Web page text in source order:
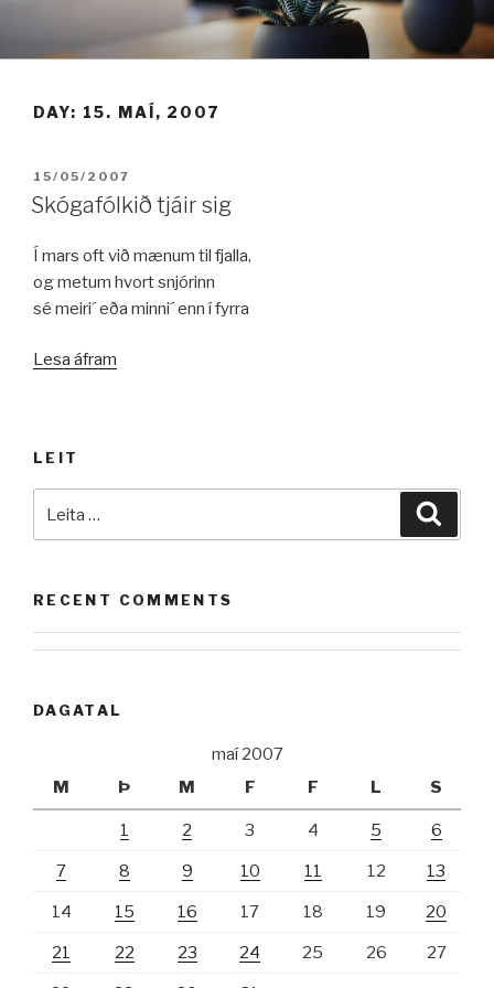
efni
DAY: 15. MAÍ, 2007
BIRT:
15/05/2007
Skógafólkið tjáir sig
Í mars oft við mænum til fjalla,
og metum hvort snjórinn
sé meiri´ eða minni´ enn í fyrra
Lesa áfram
LEIT
að:
RECENT COMMENTS
DAGATAL
maí 2007
M
Þ M F F L S
1 2 3 4 5 6
7 8 9 10 11 12 13
14 15 16 17 18 19 20
21 22 23 24 25 26 27